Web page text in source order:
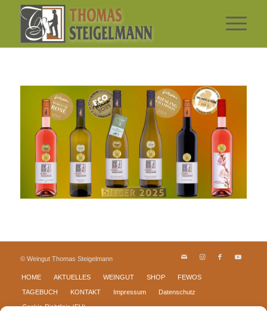
© Weingut Thomas Steigelmann
HOME AKTUELLES WEINGUT SHOP FEWOS
TAGEBUCH KONTAKT Impressum Datenschutz
Cookie-Richtlinie (EU)